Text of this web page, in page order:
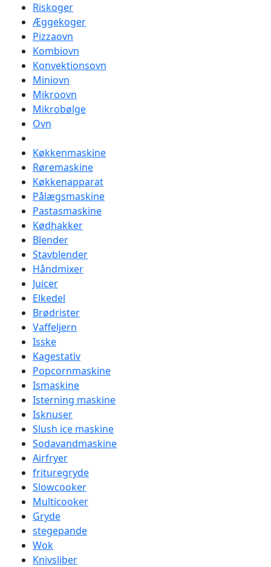
Riskoger
Æggekoger
Pizzaovn
Kombiovn
Konvektionsovn
Miniovn
Mikroovn
Mikrobølge
Ovn
Køkkenmaskine
Røremaskine
Køkkenapparat
Pålægsmaskine
Pastasmaskine
Kødhakker
Blender
Stavblender
Håndmixer
Juicer
Elkedel
Brødrister
Vaffeljern
Isske
Kagestativ
Popcornmaskine
Ismaskine
Isterning maskine
Isknuser
Slush ice maskine
Sodavandmaskine
Airfryer
frituregryde
Slowcooker
Multicooker
Gryde
stegepande
Wok
Knivsliber